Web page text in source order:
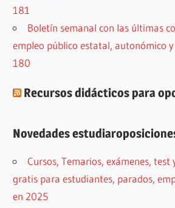
181
Boletín semanal con las últimas
empleo público estatal, autonómico
180
Recursos didácticos para
Novedades
Cursos, Temarios, exámenes, test
gratis para estudiantes, parados,
en 2025